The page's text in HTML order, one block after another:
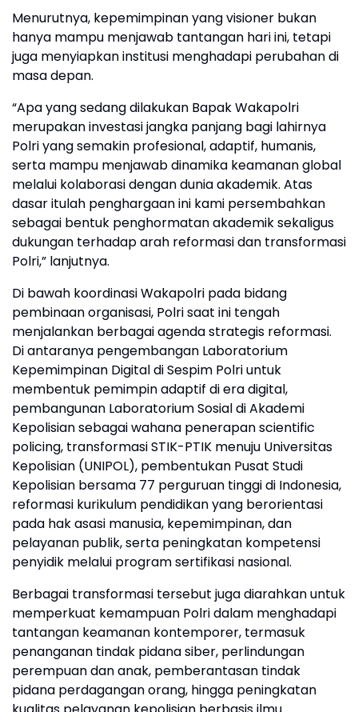
Menurutnya, kepemimpinan yang visioner bukan
hanya mampu menjawab tantangan hari ini, tetapi
juga menyiapkan institusi menghadapi perubahan di
masa depan.
“Apa yang sedang dilakukan Bapak Wakapolri
merupakan investasi jangka panjang bagi lahirnya
Polri yang semakin profesional, adaptif, humanis,
serta mampu menjawab dinamika keamanan global
melalui kolaborasi dengan dunia akademik. Atas
dasar itulah penghargaan ini kami persembahkan
sebagai bentuk penghormatan akademik sekaligus
dukungan terhadap arah reformasi dan transformasi
Polri,” lanjutnya.
Di bawah koordinasi Wakapolri pada bidang
pembinaan organisasi, Polri saat ini tengah
menjalankan berbagai agenda strategis reformasi.
Di antaranya pengembangan Laboratorium
Kepemimpinan Digital di Sespim Polri untuk
membentuk pemimpin adaptif di era digital,
pembangunan Laboratorium Sosial di Akademi
Kepolisian sebagai wahana penerapan scientific
policing, transformasi STIK-PTIK menuju Universitas
Kepolisian (UNIPOL), pembentukan Pusat Studi
Kepolisian bersama 77 perguruan tinggi di Indonesia,
reformasi kurikulum pendidikan yang berorientasi
pada hak asasi manusia, kepemimpinan, dan
pelayanan publik, serta peningkatan kompetensi
penyidik melalui program sertifikasi nasional.
Berbagai transformasi tersebut juga diarahkan untuk
memperkuat kemampuan Polri dalam menghadapi
tantangan keamanan kontemporer, termasuk
penanganan tindak pidana siber, perlindungan
perempuan dan anak, pemberantasan tindak
pidana perdagangan orang, hingga peningkatan